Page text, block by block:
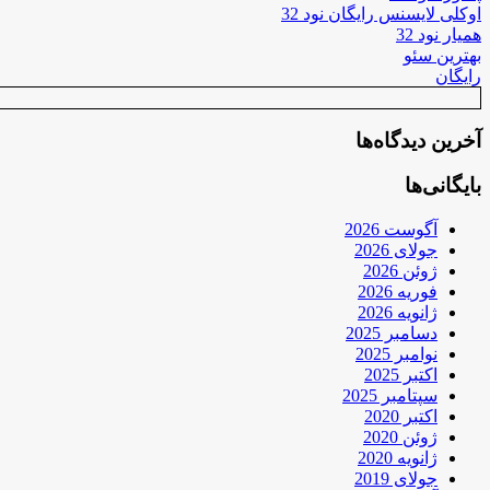
اوکلی لایسنس رایگان نود 32
همیار نود 32
بهترین سئو
رایگان
آخرین دیدگاه‌ها
بایگانی‌ها
آگوست 2026
جولای 2026
ژوئن 2026
فوریه 2026
ژانویه 2026
دسامبر 2025
نوامبر 2025
اکتبر 2025
سپتامبر 2025
اکتبر 2020
ژوئن 2020
ژانویه 2020
جولای 2019